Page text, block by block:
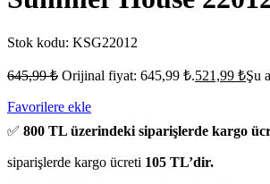
Stok kodu: KSG22012
645,99₺ Orijinal fiyat: 645,99 ₺.521,99 ₺Şu
Favorilere ekle
✅ 800 TL üzerindeki siparişlerde kargo
siparişlerde kargo ücreti 105 TL’dir.